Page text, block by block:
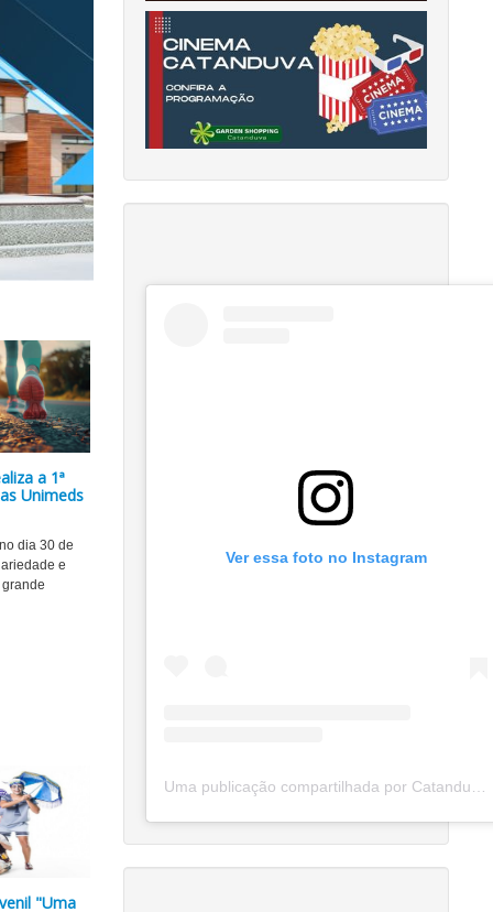
a 1ª
Unimeds
dia 30 de
e
"Uma
Ver essa foto no Instagram